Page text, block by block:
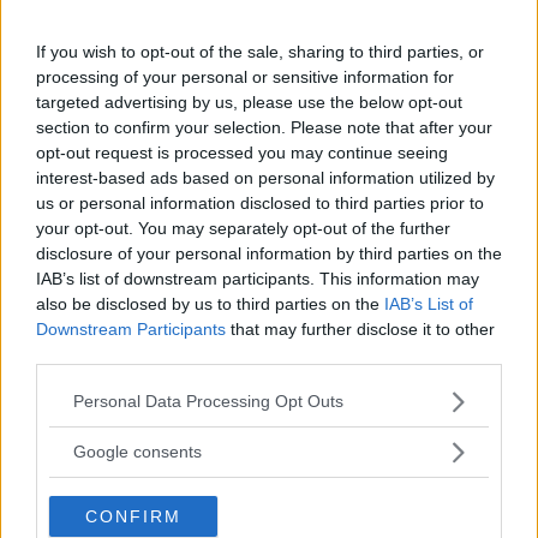
If you wish to opt-out of the sale, sharing to third parties, or
processing of your personal or sensitive information for
targeted advertising by us, please use the below opt-out
section to confirm your selection. Please note that after your
opt-out request is processed you may continue seeing
interest-based ads based on personal information utilized by
us or personal information disclosed to third parties prior to
your opt-out. You may separately opt-out of the further
disclosure of your personal information by third parties on the
IAB’s list of downstream participants. This information may
also be disclosed by us to third parties on the IAB’s List of
Downstream Participants that may further disclose it to other
Please note that this website/app uses one or more Google
not limited to your visit or usage behaviour. You may click to
use your data for below specified purposes in below Google
consent section.
Personal Data Processing Opt Outs
Google consents
CONFIRM
unalibreriacon massimo 100 libri, due o più
di due librerie.
Da questi dati il gruppo di ricerca ha potuto
studiare l’influenza della lettura e
dell’istruzione sui futuri guadagni. I risultati
sono stati strepitosi: un anno in più di
frequenza scolastica (a contatto con i libri)
corso della vita futura. Non solo: gli uomini
cresciuti in case con pochissimi libri hanno
registrato un aumento pari al 5% delle entrate
per ogni anno diistruzione extra